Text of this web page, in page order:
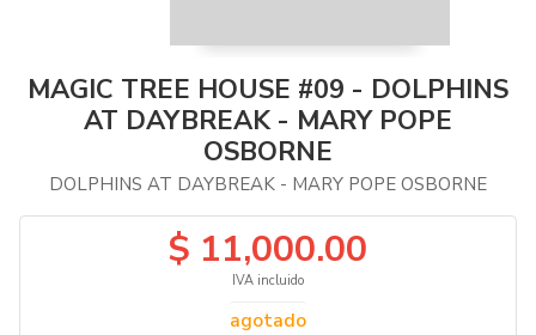
MAGIC TREE HOUSE #09 - DOLPHINS
AT DAYBREAK - MARY POPE
OSBORNE
DOLPHINS AT DAYBREAK - MARY POPE OSBORNE
$ 11,000.00
IVA incluido
agotado